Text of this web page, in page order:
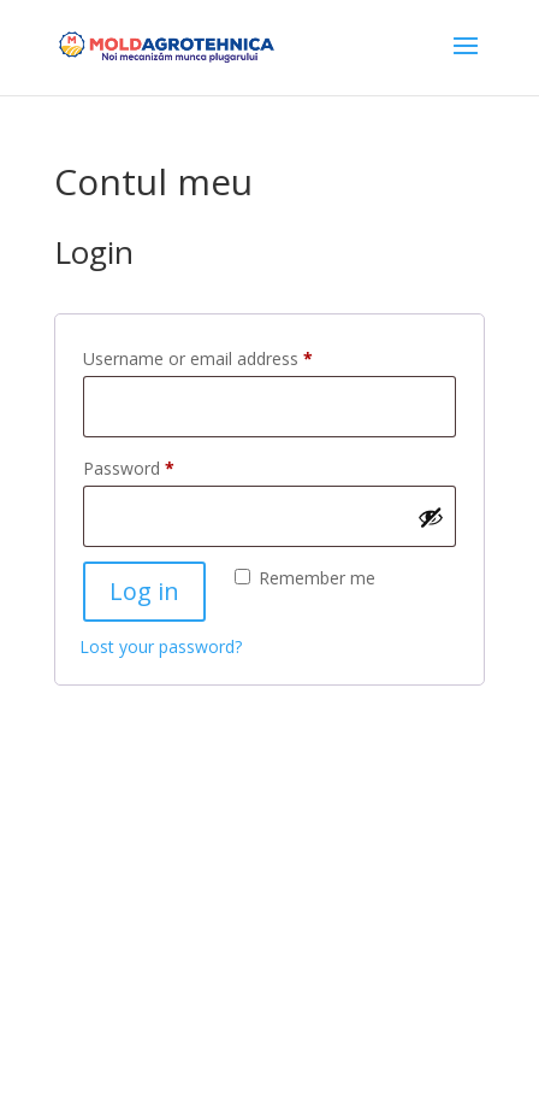
Contul meu
Login
Username or email address *Required
Password *Required
Remember me
Log in
Lost your password?